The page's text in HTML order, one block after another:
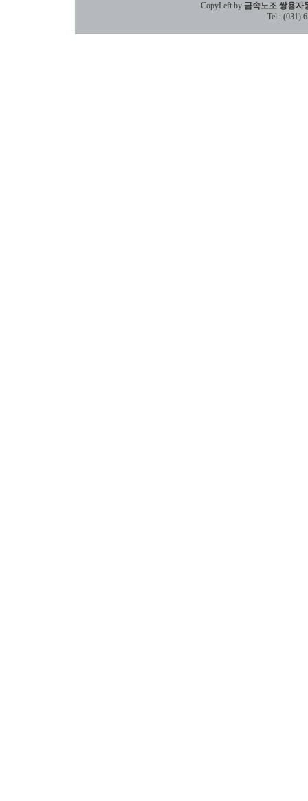
CopyLeft by 금속노조 쌍용자
Tel : (031)